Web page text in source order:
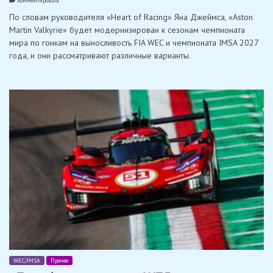
Martin»
запланирована
использование
Evo
По словам руководителя «Heart of Racing» Яна Джеймса, «Aston
Martin Valkyrie» будет модернизирован к сезонам чемпионата
мира по гонкам на выносливость FIA WEC и чемпионата IMSA 2027
года, и они рассматривают различные варианты.
WEC/IMSA Прочее